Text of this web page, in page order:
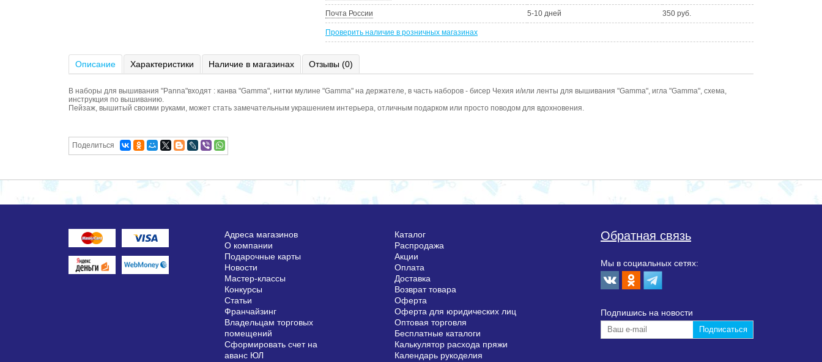
Почта России 5-10 дней 350 руб.
Проверить наличие в розничных магазинах
Описание Характеристики Наличие в магазинах Отзывы (0)
В наборы для вышивания "Panna"входят : канва "Gamma", нитки мулине "Gamma" на держателе, в часть наборов - бисер Чехия и/или ленты для вышивания "Gamma", игла "Gamma", схема,
инструкция по вышиванию.
Пейзаж, вышитый своими руками, может стать замечательным украшением интерьера, отличным подарком или просто поводом для вдохновения.
Поделиться
Адреса магазинов
О компании
Подарочные карты
Новости
Мастер-классы
Конкурсы
Статьи
Франчайзинг
Владельцам торговых
помещений
Сформировать счет на
аванс ЮЛ
Каталог
Распродажа
Акции
Оплата
Доставка
Возврат товара
Оферта
Оферта для юридических лиц
Оптовая торговля
Бесплатные каталоги
Калькулятор расхода пряжи
Календарь рукоделия
Обратная связь
Мы в социальных сетях:
Подпишиcь на новости